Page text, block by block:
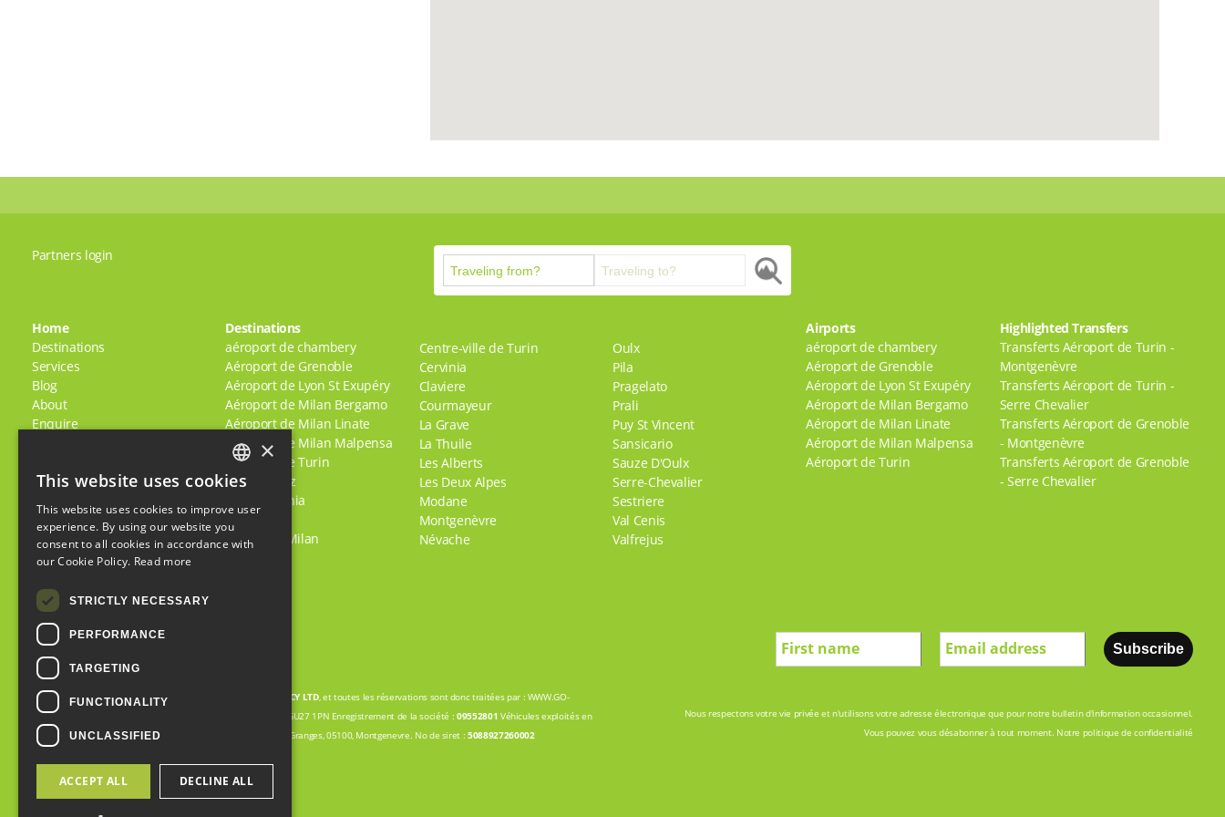
Partners login
Home
Destinations
Services
Blog
About
Enquire
Policies
sécurité dans les Alpes
Apres
Shared/Scheduled Transfers
Destinations
aéroport de chambery
Aéroport de Grenoble
Aéroport de Lyon St Exupéry
Aéroport de Milan Bergamo
Aéroport de Milan Linate
Aéroport de Milan Malpensa
Aéroport de Turin
Alpe D'Huez
Bardonecchia
Briançon
Centre de Milan
Centre-ville de Turin
Cervinia
Claviere
Courmayeur
La Grave
La Thuile
Les Alberts
Les Deux Alpes
Modane
Montgenèvre
Névache
Oulx
Pila
Pragelato
Prali
Puy St Vincent
Sansicario
Sauze D'Oulx
Serre-Chevalier
Sestriere
Val Cenis
Valfrejus
Airports
aéroport de chambery
Aéroport de Grenoble
Aéroport de Lyon St Exupéry
Aéroport de Milan Bergamo
Aéroport de Milan Linate
Aéroport de Milan Malpensa
Aéroport de Turin
Highlighted Transfers
Transferts Aéroport de Turin -
Montgenèvre
Transferts Aéroport de Turin -
Serre Chevalier
Transferts Aéroport de Grenoble
- Montgenèvre
Transferts Aéroport de Grenoble
- Serre Chevalier
Snow Cab est un nom commercial de WWW.GO-TRAVEL.AGENCY LTD, et toutes les réservations sont donc traitées par : WWW.GO-
TRAVEL.AGENCY LTD. 27 Pitfold Avenue, Haslemere, Surrey, UK GU27 1PN Enregistrement de la société : 09552801 Véhicules exploités en
partenariat avec :EURL HOLIDAY ENTREPRISES. 123 Rue des Granges, 05100, Montgenevre. No de siret :5088927260002
Nous respectons votre vie privée et n'utilisons votre adresse électronique que pour notre bulletin d'information occasionnel.
Vous pouvez vous désabonner à tout moment. Notre politique de confidentialité
ENGLISH
FRENCH
ITALIAN
×
This website uses cookies
This website uses cookies to improve user
experience. By using our website you
consent to all cookies in accordance with
our Cookie Policy. Read more
STRICTLY NECESSARY
PERFORMANCE
TARGETING
FUNCTIONALITY
UNCLASSIFIED
ACCEPT ALL DECLINE ALL